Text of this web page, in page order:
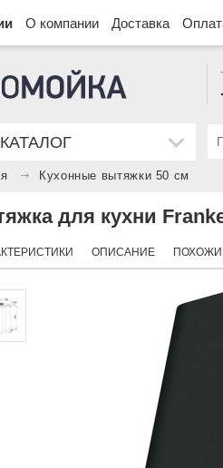
О компании Доставка
КАТАЛОГ
Кухонные вытяжки 50 см
для кухни
ОПИСАНИЕ